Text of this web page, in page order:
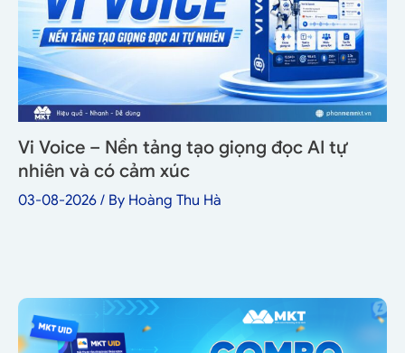
Vi Voice – Nền tảng tạo giọng đọc AI tự
nhiên và có cảm xúc
03-08-2026 / By Hoàng Thu Hà